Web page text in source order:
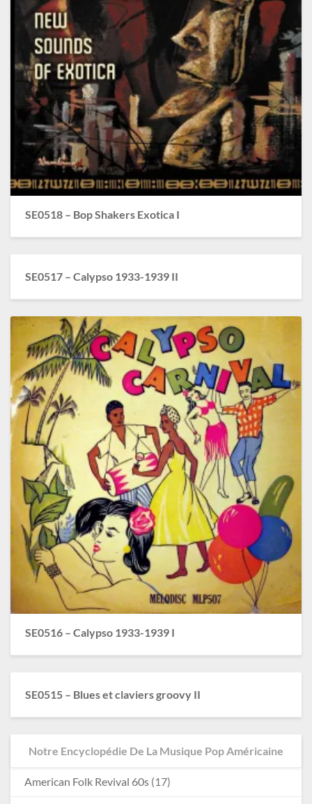
SE0518 – Bop Shakers Exotica I
SE0517 – Calypso 1933-1939 II
SE0516 – Calypso 1933-1939 I
SE0515 – Blues et claviers groovy II
Notre Encyclopédie De La Musique Pop Américaine
American Folk Revival 60s (17)